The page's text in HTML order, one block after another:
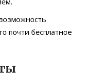
почти бесплатное